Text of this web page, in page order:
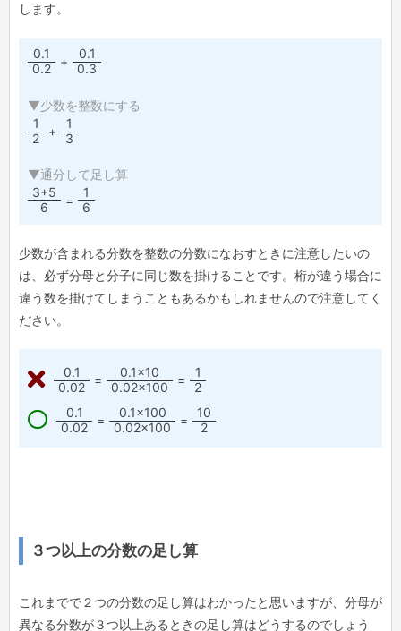
します。
0.1
0.2
+
0.1
0.3
▼少数を整数にする
1
2
+
1
3
▼通分して足し算
3+5
6
=
1
6
少数が含まれる分数を整数の分数になおすときに注意したいの
は、必ず分母と分子に同じ数を掛けることです。桁が違う場合に
違う数を掛けてしまうこともあるかもしれませんので注意してく
ださい。
0.1
0.02
=
0.1×10
0.02×100
=
1
2
0.1
0.02
=
0.1×100
0.02×100
=
10
2
３つ以上の分数の足し算
これまでで２つの分数の足し算はわかったと思いますが、分母が
異なる分数が３つ以上あるときの足し算はどうするのでしょう